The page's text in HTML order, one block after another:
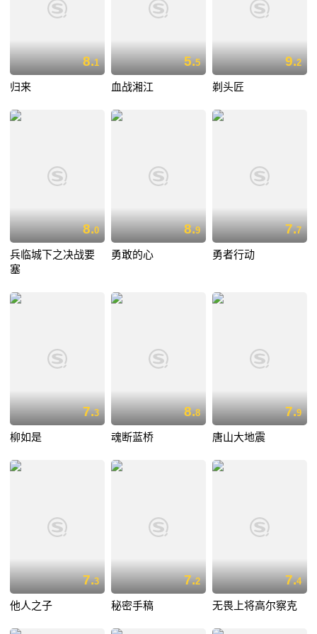
8.1
归来
5.5
血战湘江
9.2
剃头匠
8.0
兵临城下之决战要
塞
8.9
勇敢的心
7.7
勇者行动
7.3
柳如是
8.8
魂断蓝桥
7.9
唐山大地震
7.3
他人之子
7.2
秘密手稿
7.4
无畏上将高尔察克